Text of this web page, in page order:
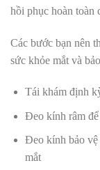
hồi phục hoàn toàn
Các bước bạn nên
sức khỏe mắt và
Tái khám định
Đeo kính râm
Đeo kính bảo vệ
mắt